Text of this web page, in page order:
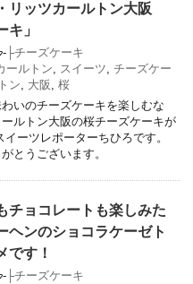
リッツカールトン大阪
キ」
- ├チーズケーキ
ールトン, スイーツ, チーズケー
ン, 大阪 , 桜
いのチーズケーキを楽しむな
ルトン大阪の桜チーズケーキが
ーツレポーターちひろです。
とうございます。
チョコレートも楽しみた
ヘンのショコラケーゼト
です！
- ├チーズケーキ